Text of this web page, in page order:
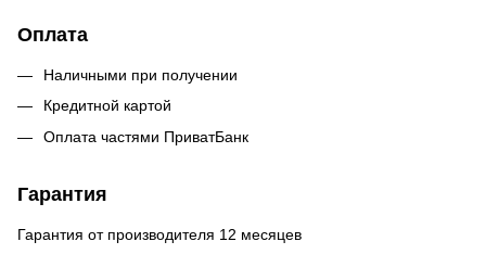
Оплата
Наличными при получении
Кредитной картой
Оплата частями ПриватБанк
Гарантия
Гарантия от производителя 12 месяцев